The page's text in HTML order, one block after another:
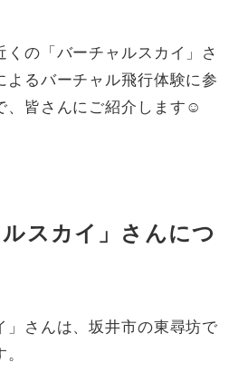
くの「バーチャルスカイ」さ
よるバーチャル飛行体験に参
、皆さんにご紹介します☺
ルスカイ」さんにつ
」さんは、坂井市の東尋坊で